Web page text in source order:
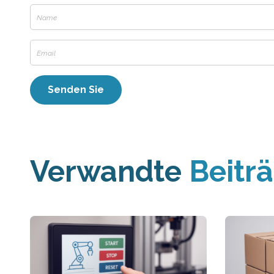
Verwandte